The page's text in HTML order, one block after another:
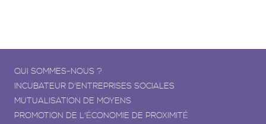
QUI SOMMES-NOUS ?
INCUBATEUR D'ENTREPRISES SOCIALES
MUTUALISATION DE MOYENS
PROMOTION DE L'ÉCONOMIE DE PROXIMITÉ